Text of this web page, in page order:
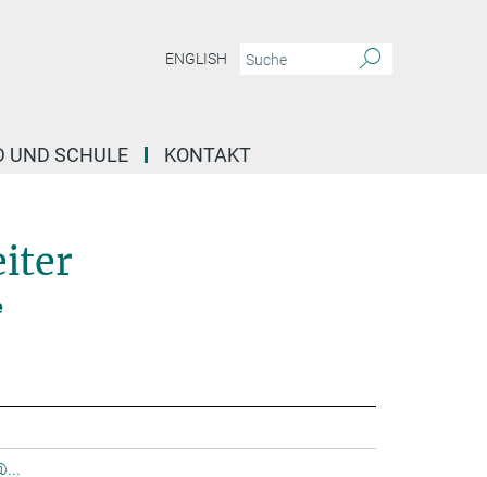
ENGLISH
UND SCHULE KONTAKT